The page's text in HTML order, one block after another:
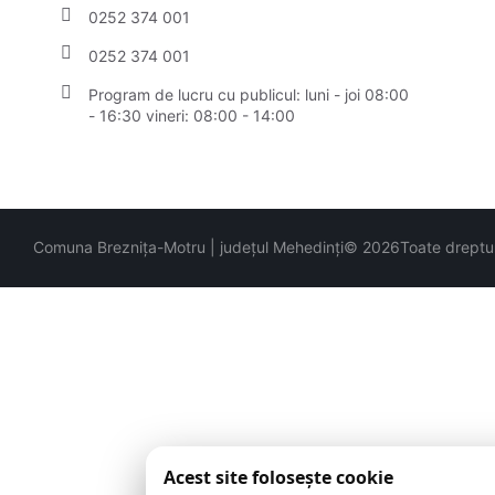
0252 374 001
0252 374 001
Program de lucru cu publicul: luni - joi 08:00
- 16:30 vineri: 08:00 - 14:00
Comuna Breznița-Motru | județul Mehedinți© 2026Toate
Acest site folosește cookie